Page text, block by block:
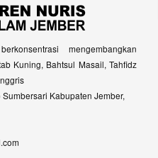
mengembangkan
Kuning, Bahtsul Masail, Tahfidz
Kabupaten Jember,